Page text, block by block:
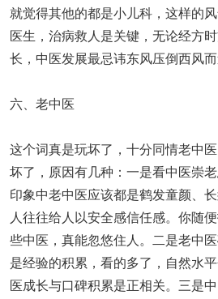
就觉得其他的都是小儿科，这样的
医生，治病救人是关键，无论经方
长，中医发展最忌讳东风压倒西风而
六、老中医
这个词真是玩坏了，十分同情老中
坏了，原因有几种：一是看中医崇
印象中老中医应该都是鹤发童颜、
人往往给人以安全感信任感。你随
些中医，真能忽悠住人。二是老中
是经验的积累，看的多了，自然水
医成长与口碑积累是正相关。三是